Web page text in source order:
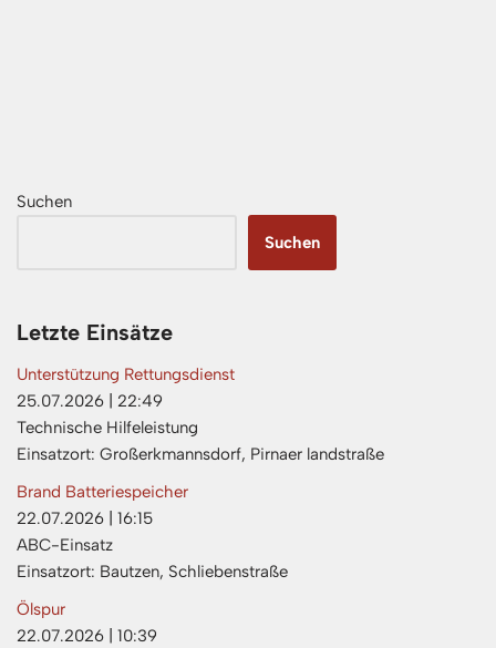
Suchen
Suchen
Letzte Einsätze
Unterstützung Rettungsdienst
25.07.2026
22:49
Technische Hilfeleistung
Einsatzort: Großerkmannsdorf, Pirnaer landstraße
Brand Batteriespeicher
22.07.2026
16:15
ABC-Einsatz
Einsatzort: Bautzen, Schliebenstraße
Ölspur
22.07.2026
10:39